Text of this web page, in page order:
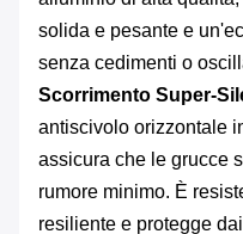
solida e pesante e
senza cedimenti o
Scorrimento Super-
antiscivolo orizzontale
assicura che le grucce
rumore minimo. È
resiliente e protegge